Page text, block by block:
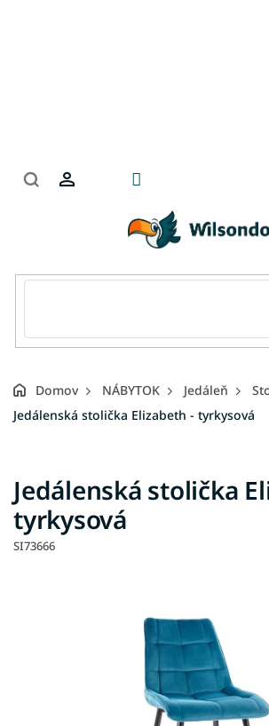
Domov NÁBYTOK Jedáleň
Jedálenská stolička Elizabeth - tyrkysová
Jedálenská stolička
tyrkysová
SI73666